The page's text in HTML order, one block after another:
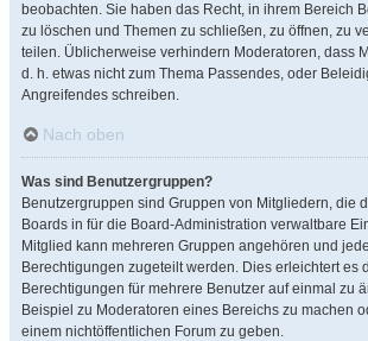
beobachten. Sie haben das Recht, in ihrem Bereich
zu löschen und Themen zu schließen, zu öffnen, zu
teilen. Üblicherweise verhindern Moderatoren, dass
d. h. etwas nicht zum Thema Passendes, oder
Angreifendes schreiben.
Nach oben
Was sind Benutzergruppen?
Benutzergruppen sind Gruppen von Mitgliedern, die
Boards in für die Board-Administration verwaltbare
Mitglied kann mehreren Gruppen angehören und
Berechtigungen zugeteilt werden. Dies erleichtert es
Berechtigungen für mehrere Benutzer auf einmal zu
Beispiel zu Moderatoren eines Bereichs zu machen
einem nichtöffentlichen Forum zu geben.